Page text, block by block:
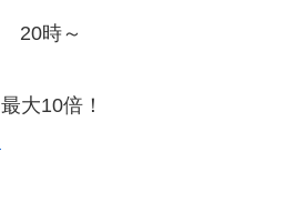
20時～
大10倍！